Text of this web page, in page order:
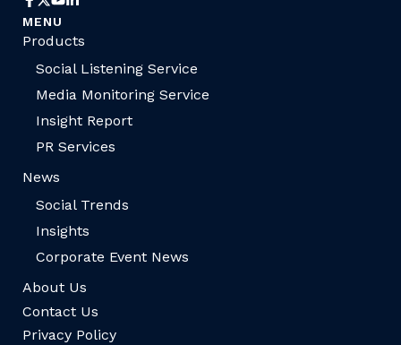
MENU
Products
Social Listening Service
Media Monitoring Service
Insight Report
PR Services
News
Social Trends
Insights
Corporate Event News
About Us
Contact Us
Privacy Policy